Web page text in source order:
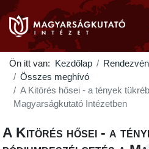
Ön itt van: Kezdőlap
Összes meghívó
A Kitörés hősei - a tények
Magyarságkutató Intézetben
A Kitörés hősei - a